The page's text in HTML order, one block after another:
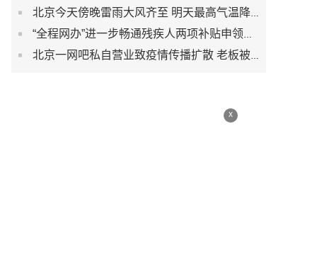
北京今天傍晚雷雨大风齐至 明天最高气温降至30℃以下
“全程网办”进一步畅通残疾人两项补贴申领渠道
北京一网吧私自营业致疫情传播扩散 老板被刑事立案调查
x